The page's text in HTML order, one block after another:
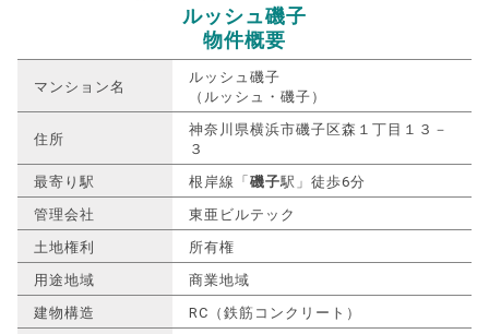
ルッシュ磯子
物件概要
マンション名
ルッシュ磯子
（ルッシュ・磯子）
住所
神奈川県横浜市磯子区森１丁目１３－
３
最寄り駅
根岸線「磯子駅」徒歩6分
管理会社
東亜ビルテック
土地権利
所有権
用途地域
商業地域
建物構造
RC（鉄筋コンクリート）